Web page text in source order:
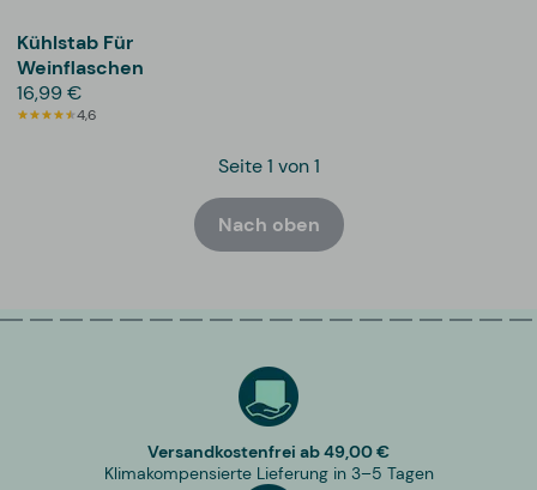
Kühlstab Für
Weinflaschen
16,99 €
4,6
Seite 1 von 1
Nach oben
Versandkostenfrei ab 49,00 €
Klimakompensierte Lieferung in 3–5 Tagen